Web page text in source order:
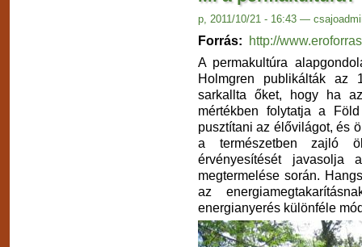
p, 2011/10/21 - 16:43 —
Forrás:
http://
A permakultúra
Holmgren publikálták az
sarkallta őket, hogy ha
mértékben folytatja a
pusztítani az élővilágot, és
a természetben zajló
érvényesítését javasolja
megtermelése során.
az
energianyerés különféle